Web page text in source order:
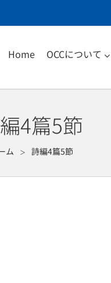
Home OCCについて
4篇5節
ム ＞ 詩編4篇5節